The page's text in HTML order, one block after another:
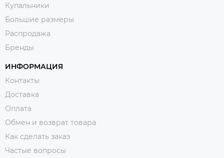
Купальники
Большие размеры
Распродажа
Бренды
ИНФОРМАЦИЯ
Контакты
Доставка
Оплата
Обмен и возврат товара
Как сделать заказ
Частые вопросы